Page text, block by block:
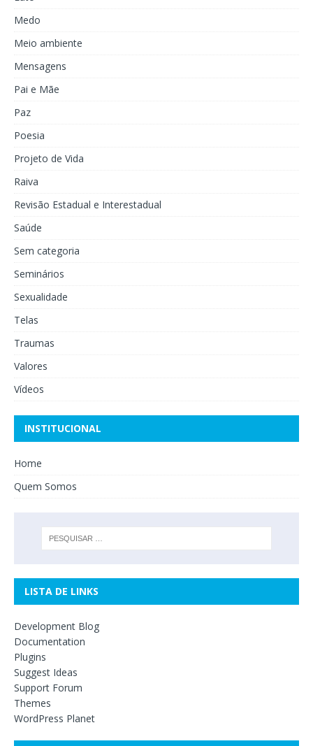
Medo
Meio ambiente
Mensagens
Pai e Mãe
Paz
Poesia
Projeto de Vida
Raiva
Revisão Estadual e Interestadual
Saúde
Sem categoria
Seminários
Sexualidade
Telas
Traumas
Valores
Vídeos
INSTITUCIONAL
Home
Quem Somos
LISTA DE LINKS
Development Blog
Documentation
Plugins
Suggest Ideas
Support Forum
Themes
WordPress Planet